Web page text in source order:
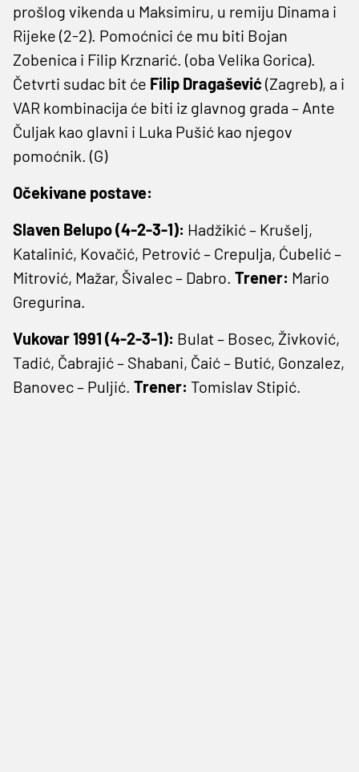
prošlog vikenda u Maksimiru, u remiju Dinama i
Rijeke (2-2). Pomoćnici će mu biti Bojan
Zobenica i Filip Krznarić. (oba Velika Gorica).
Četvrti sudac bit će Filip Dragašević (Zagreb), a i
VAR kombinacija će biti iz glavnog grada – Ante
Čuljak kao glavni i Luka Pušić kao njegov
pomoćnik. (G)
Očekivane postave:
Slaven Belupo (4-2-3-1): Hadžikić – Krušelj,
Katalinić, Kovačić, Petrović – Crepulja, Ćubelić –
Mitrović, Mažar, Šivalec – Dabro. Trener: Mario
Gregurina.
Vukovar 1991 (4-2-3-1): Bulat – Bosec, Živković,
Tadić, Čabrajić – Shabani, Čaić – Butić, Gonzalez,
Banovec – Puljić. Trener: Tomislav Stipić.